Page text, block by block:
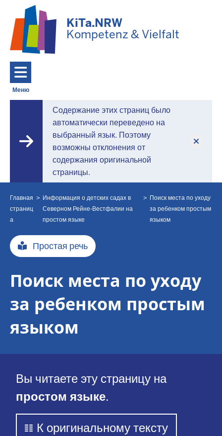
Перейти к основному содержанию
KiTa.NRW
Kompetenz & Vielfalt
Меню
Toggle navigation: Главное меню
Содержание этих страниц было
автоматически переведено на
выбранный язык. Поэтому
возможны отклонения от
содержания оригинальной
страницы.
P
f
a
d
n
a
v
i
g
a
t
Главная
страниц
а
Информация о детских садах в
Северном Рейне-Вестфалии на
простом языке
Поиск места по уходу
за ребенком простым
языком
Простая речь
Поиск места по уходу
за ребенком простым
языком
Вы читаете эту страницу на
простом языке.
К оригинальному тексту